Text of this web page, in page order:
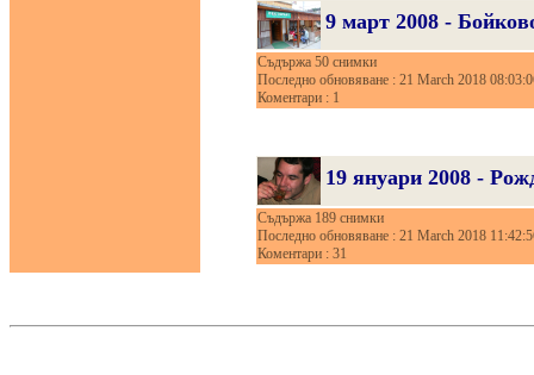
9 март 2008 -
Съдържа 50 снимки
Последно обновяване : 21 March 2018
Коментари : 1
19 януари 2008 -
Съдържа 189 снимки
Последно обновяване : 21 March 2018
Коментари : 31